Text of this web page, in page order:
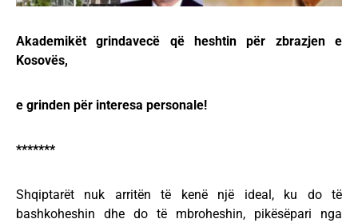
Akademikët grindavecë që heshtin për zbrazjen e
Kosovës,
e grinden për interesa personale!
*******
Shqiptarët nuk arritën të kenë një ideal, ku do të
bashkoheshin dhe do të mbroheshin, pikësëpari nga